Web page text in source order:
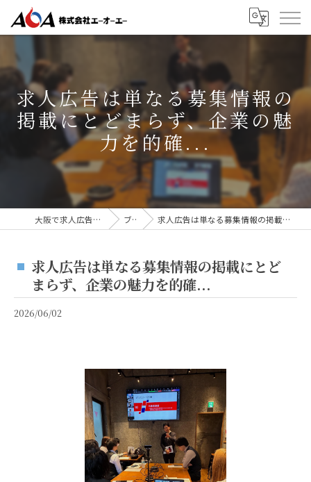
求人広告は単なる募集情報の
掲載にとどまらず、企業の魅
力を的確...
大阪で求人広告なら株式会社AOA ブログ 求人広告は単なる募集情報の掲載にとどまらず、企業の魅力を的確...
求人広告は単なる募集情報の掲載にとど
まらず、企業の魅力を的確...
2026/06/02